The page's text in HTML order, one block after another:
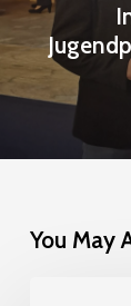
You May